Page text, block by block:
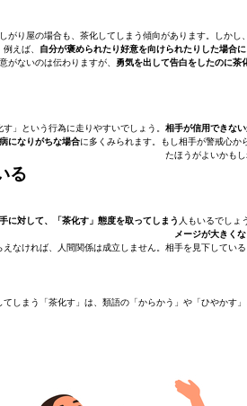
がり屋の場合も、茶化してしまう傾向があります。しかし
例えば、 自分が褒められたり好意を向けられたりした場合
がないのは伝わりますが、 勇気を出して告白をしたのに茶
」という行為に走りやすいでしょう。 相手が信用できな
になりがちな場合に多くみられます。もし相手が警戒心
たほうがよいかもし
る
に対して、「茶化す」態度を取ってしまう 人もいるでしょ
メージが大きく
なければ、人間関係は成立しません。相手を見下してい
てしまう「茶化す」は、類語の「からかう」や「ひやかす